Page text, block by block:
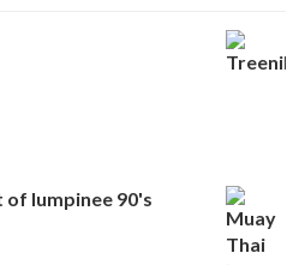
of lumpinee 90's